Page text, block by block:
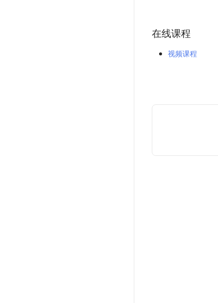
在线课程
视频课程